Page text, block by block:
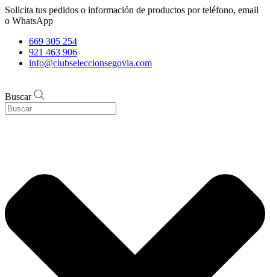
Solicita tus pedidos o información de productos por teléfono, email
o WhatsApp
669 305 254
921 463 906
info@clubseleccionsegovia.com
Buscar